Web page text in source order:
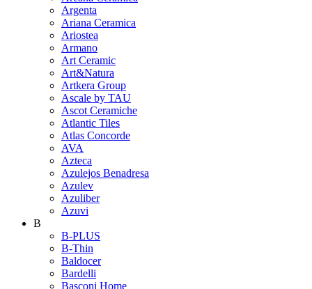
Argenta
Ariana Ceramica
Ariostea
Armano
Art Ceramic
Art&Natura
Artkera Group
Ascale by TAU
Ascot Ceramiche
Atlantic Tiles
Atlas Concorde
AVA
Azteca
Azulejos Benadresa
Azulev
Azuliber
Azuvi
B
B-PLUS
B-Thin
Baldocer
Bardelli
Basconi Home